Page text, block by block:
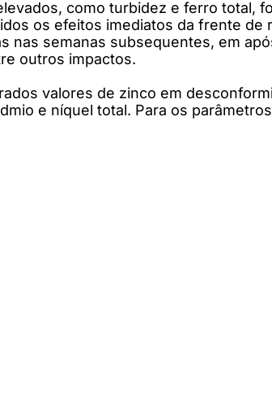
como turbidez e ferro total,
os efeitos imediatos da frente
nas semanas subsequentes, em
outros impactos.
valores de zinco em
e níquel total. Para os